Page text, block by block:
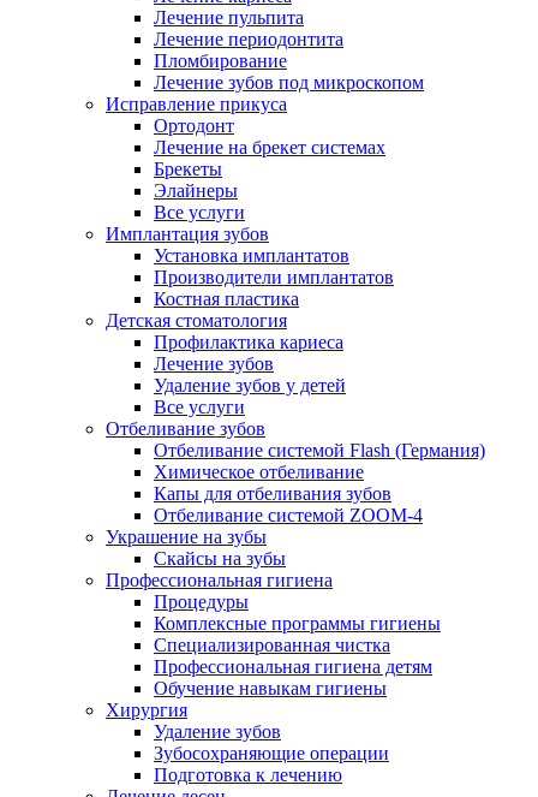
Лечение пульпита
Лечение периодонтита
Пломбирование
Лечение зубов под микроскопом
Исправление прикуса
Ортодонт
Лечение на брекет системах
Брекеты
Элайнеры
Все услуги
Имплантация зубов
Установка имплантатов
Производители имплантатов
Костная пластика
Детская стоматология
Профилактика кариеса
Лечение зубов
Удаление зубов у детей
Все услуги
Отбеливание зубов
Отбеливание системой Flash (Германия)
Химическое отбеливание
Капы для отбеливания зубов
Отбеливание системой ZOOM-4
Украшение на зубы
Скайсы на зубы
Профессиональная гигиена
Процедуры
Комплексные программы гигиены
Специализированная чистка
Профессиональная гигиена детям
Обучение навыкам гигиены
Хирургия
Удаление зубов
Зубосохраняющие операции
Подготовка к лечению